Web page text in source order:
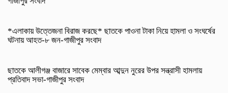
*এলাকায় উত্তেজনা বিরাজ করছে* ছাতকে পাওনা টাকা নিয়ে হামলা ও সংঘর্ষের
ঘটনায় আহত-৮ জন-গাজীপুর সংবাদ
ছাতকে আলীগঞ্জ বাজারে সাবেক মেম্বার আব্দুন নুরের উপর সন্ত্রাসী হামলায়
প্রতিবাদ সভা-গাজীপুর সংবাদ